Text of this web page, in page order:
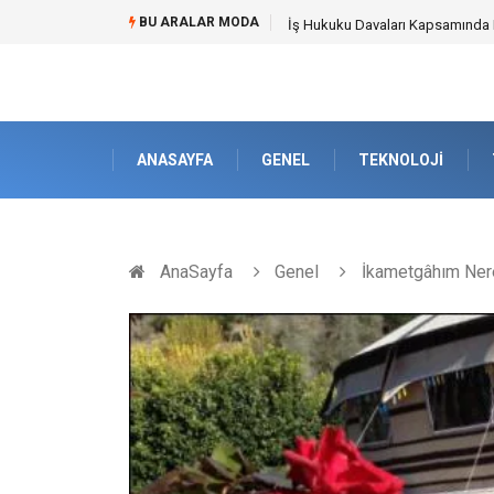
BU ARALAR MODA Best Security Software (En İyi
ANASAYFA GENEL TEKNOLOJI
AnaSayfa Genel İkametgâhım